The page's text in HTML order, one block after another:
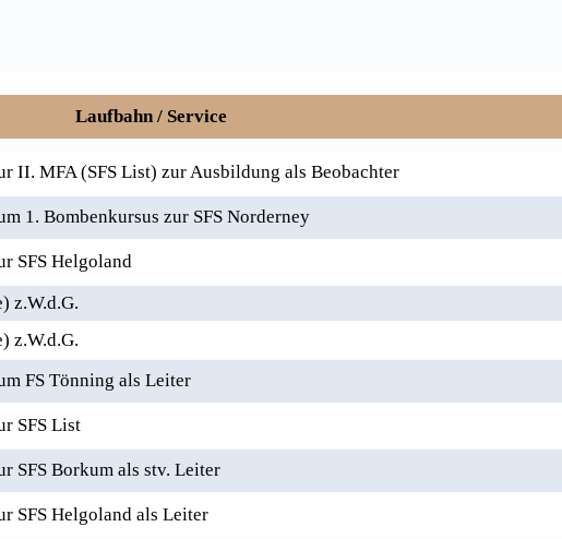
Laufbahn / Service
II. MFA (SFS List) zur Ausbildung als Beobachter
1. Bombenkursus zur SFS Norderney
SFS Helgoland
z.W.d.G.
z.W.d.G.
FS Tönning als Leiter
SFS List
SFS Borkum als stv. Leiter
SFS Helgoland als Leiter